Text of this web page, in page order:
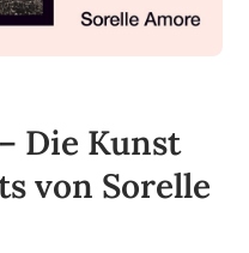
Die Kunst
von Sorelle